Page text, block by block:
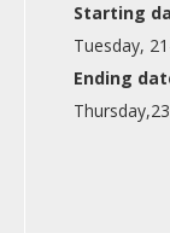
Starting
Tuesday,
Ending